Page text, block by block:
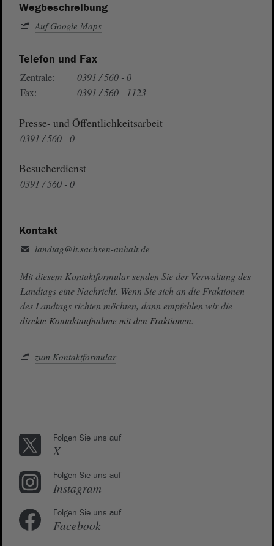
Wegbeschreibung
Auf Google Maps
Telefon und Fax
Zentrale:
0391 / 560 - 0
Fax:
0391 / 560 - 1123
Presse- und Öffentlichkeitsarbeit
0391 / 560 - 0
Besucherdienst
0391 / 560 - 0
Kontakt
landtag@lt.sachsen-anhalt.de
Mit diesem Kontaktformular senden Sie der Verwaltung des
Landtags eine Nachricht. Wenn Sie sich an die Fraktionen
des Landtags richten möchten, dann empfehlen wir die
direkte Kontaktaufnahme mit den Fraktionen.
zum Kontaktformular
Folgen Sie uns auf
X
Folgen Sie uns auf
Instagram
Folgen Sie uns auf
Facebook